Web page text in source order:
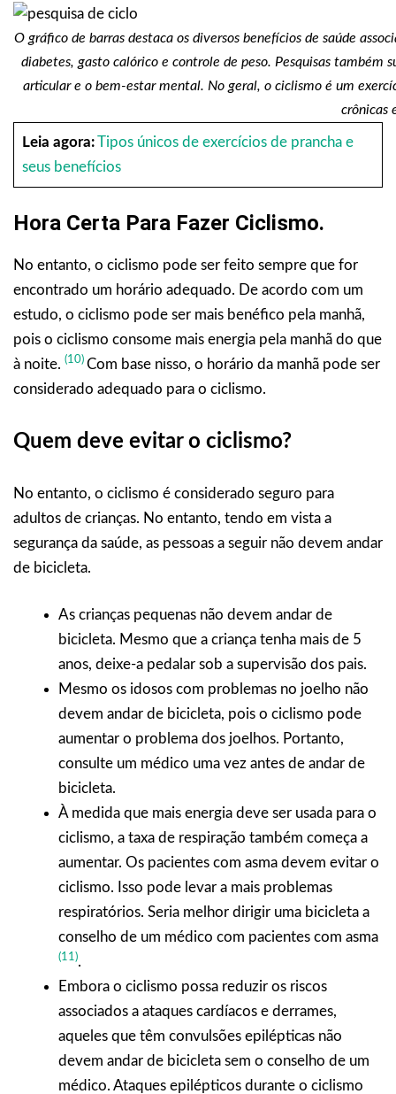
O gráfico de barras destaca os diversos benefícios de saúde
diabetes, gasto calórico e controle de peso. Pesquisas também
articular e o bem-estar mental. No geral, o ciclismo é um
crônicas
Leia agora: Tipos únicos de exercícios de prancha e
seus benefícios
Hora Certa Para Fazer Ciclismo.
No entanto, o ciclismo pode ser feito sempre que for
encontrado um horário adequado. De acordo com um
estudo, o ciclismo pode ser mais benéfico pela manhã,
pois o ciclismo consome mais energia pela manhã do que
à noite. (10) Com base nisso, o horário da manhã pode ser
considerado adequado para o ciclismo.
Quem deve evitar o ciclismo?
No entanto, o ciclismo é considerado seguro para
adultos de crianças. No entanto, tendo em vista a
segurança da saúde, as pessoas a seguir não devem andar
de bicicleta.
As crianças pequenas não devem andar de
bicicleta. Mesmo que a criança tenha mais de 5
anos, deixe-a pedalar sob a supervisão dos pais.
Mesmo os idosos com problemas no joelho não
devem andar de bicicleta, pois o ciclismo pode
aumentar o problema dos joelhos. Portanto,
consulte um médico uma vez antes de andar de
bicicleta.
À medida que mais energia deve ser usada para o
ciclismo, a taxa de respiração também começa a
aumentar. Os pacientes com asma devem evitar o
ciclismo. Isso pode levar a mais problemas
respiratórios. Seria melhor dirigir uma bicicleta a
conselho de um médico com pacientes com asma
(11).
Embora o ciclismo possa reduzir os riscos
associados a ataques cardíacos e derrames,
aqueles que têm convulsões epilépticas não
devem andar de bicicleta sem o conselho de um
médico. Ataques epilépticos durante o ciclismo